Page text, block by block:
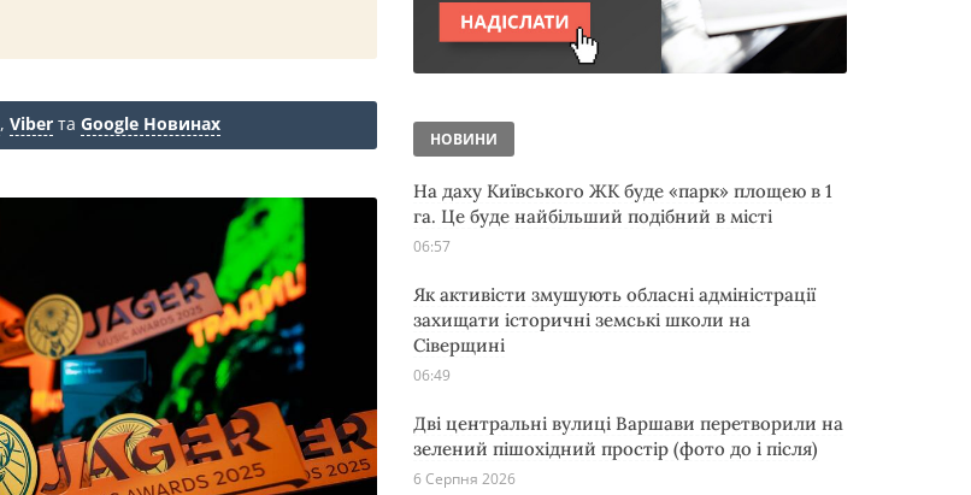
, Viber та Google Новинах
НОВИНИ
На даху Київського ЖК буде «парк» площею в 1
га. Це буде найбільший подібний в місті
06:57
Як активісти змушують обласні адміністрації
захищати історичні земські школи на
Сіверщині
06:49
Дві центральні вулиці Варшави перетворили на
зелений пішохідний простір (фото до і після)
6 Серпня 2026